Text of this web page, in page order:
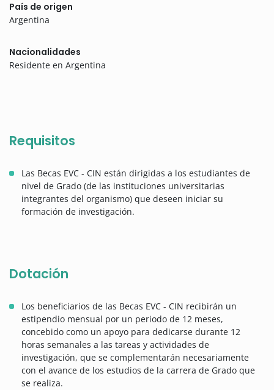
País de origen
Argentina
Nacionalidades
Residente en Argentina
Requisitos
Las Becas EVC - CIN están dirigidas a los estudiantes de
nivel de Grado (de las instituciones universitarias
integrantes del organismo) que deseen iniciar su
formación de investigación.
Dotación
Los beneficiarios de las Becas EVC - CIN recibirán un
estipendio mensual por un periodo de 12 meses,
concebido como un apoyo para dedicarse durante 12
horas semanales a las tareas y actividades de
investigación, que se complementarán necesariamente
con el avance de los estudios de la carrera de Grado que
se realiza.